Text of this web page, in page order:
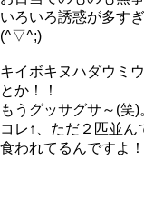
いろいろ誘惑が多す
(^▽^;)
キイボキヌハダウミ
とか！！
もうグッサグサ～(笑)
コレ↑、ただ２匹並
食われてるんですよ！